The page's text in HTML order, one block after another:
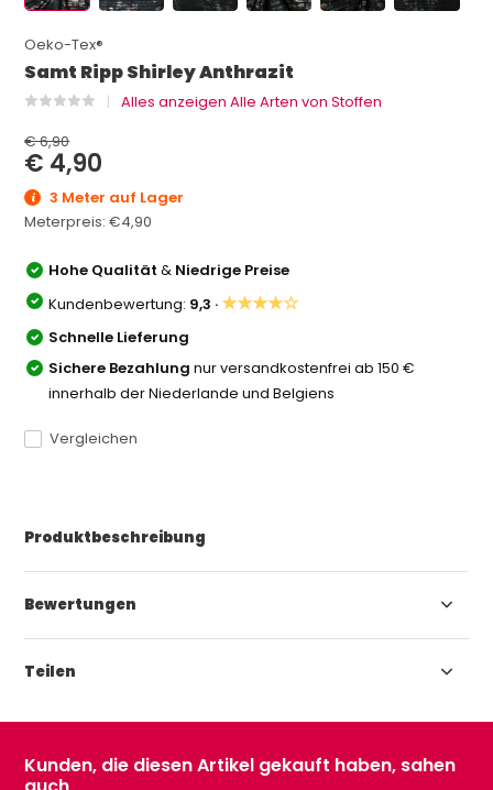
Oeko-Tex®
Samt Ripp Shirley Anthrazit
Alles anzeigen Alle Arten von Stoffen
€ 6,90
€ 4,90
3 Meter auf Lager
Meterpreis:€4,90
Hohe Qualität& Niedrige Preise
Kundenbewertung: 9,3 ·★★★★☆
Schnelle Lieferung
Sichere Bezahlung nur versandkostenfrei ab 150 €
innerhalb der Niederlande und Belgiens
Vergleichen
Produktbeschreibung
Bewertungen
Teilen
Kunden, die diesen Artikel gekauft haben, sahen